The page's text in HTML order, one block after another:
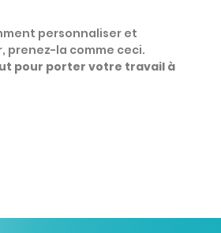
personnaliser et
prenez-la comme ceci.
pour porter votre travail à